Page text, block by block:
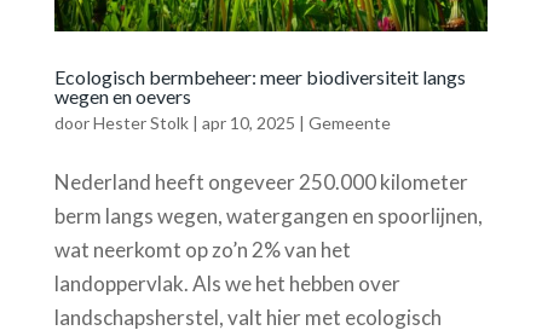
Ecologisch bermbeheer: meer biodiversiteit langs
wegen en oevers
doorHester Stolk| apr 10, 2025 | Gemeente
Nederland heeft ongeveer 250.000 kilometer
berm langs wegen, watergangen en spoorlijnen,
wat neerkomt op zo’n 2% van het
landoppervlak. Als we het hebben over
landschapsherstel, valt hier met ecologisch